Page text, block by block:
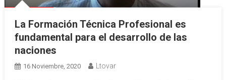
La Formación Técnica Profesional es
fundamental para el desarrollo de las
naciones
16 Noviembre, 2020 Ltovar